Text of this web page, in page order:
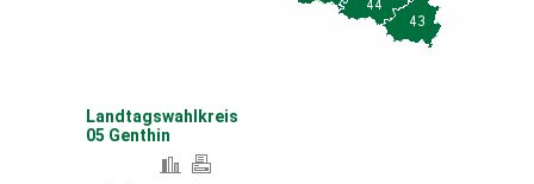
Landtagswahlkreis
05 Genthin